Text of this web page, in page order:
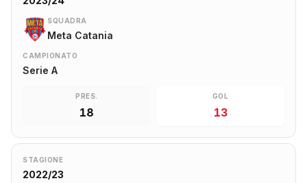
SQUADRA
Meta Catania
CAMPIONATO
Serie A
PRES.
18
GOL
13
STAGIONE
2022/23